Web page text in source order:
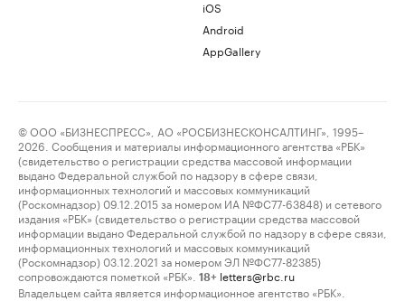
iOS
Android
AppGallery
© ООО «БИЗНЕСПРЕСС», АО «РОСБИЗНЕСКОНСАЛТИНГ», 1995–
2026. Сообщения и материалы информационного агентства «РБК»
(свидетельство о регистрации средства массовой информации
выдано Федеральной службой по надзору в сфере связи,
информационных технологий и массовых коммуникаций
(Роскомнадзор) 09.12.2015 за номером ИА №ФС77-63848) и сетевого
издания «РБК» (свидетельство о регистрации средства массовой
информации выдано Федеральной службой по надзору в сфере связи,
информационных технологий и массовых коммуникаций
(Роскомнадзор) 03.12.2021 за номером ЭЛ №ФС77-82385)
сопровождаются пометкой «РБК».
18+ letters@rbc.ru
Владельцем сайта является информационное агентство «РБК».